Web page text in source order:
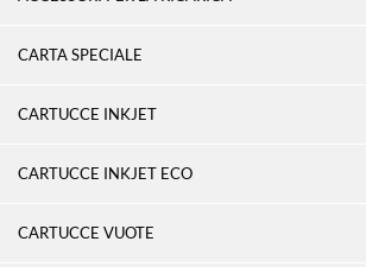
CARTA SPECIALE
CARTUCCE INKJET
CARTUCCE INKJET ECO
CARTUCCE VUOTE